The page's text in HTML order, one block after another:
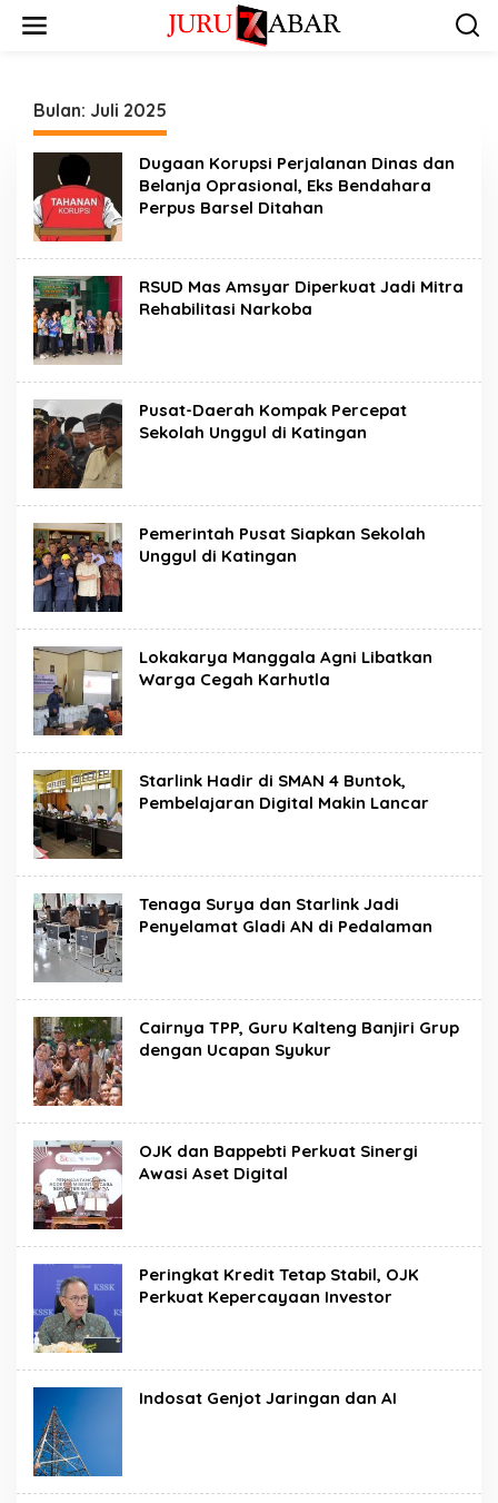
Bulan: Juli 2025
Dugaan Korupsi Perjalanan Dinas dan
Belanja Oprasional, Eks Bendahara
Perpus Barsel Ditahan
RSUD Mas Amsyar Diperkuat Jadi Mitra
Rehabilitasi Narkoba
Pusat-Daerah Kompak Percepat
Sekolah Unggul di Katingan
Pemerintah Pusat Siapkan Sekolah
Unggul di Katingan
Lokakarya Manggala Agni Libatkan
Warga Cegah Karhutla
Starlink Hadir di SMAN 4 Buntok,
Pembelajaran Digital Makin Lancar
Tenaga Surya dan Starlink Jadi
Penyelamat Gladi AN di Pedalaman
Cairnya TPP, Guru Kalteng Banjiri Grup
dengan Ucapan Syukur
OJK dan Bappebti Perkuat Sinergi
Awasi Aset Digital
Peringkat Kredit Tetap Stabil, OJK
Perkuat Kepercayaan Investor
Indosat Genjot Jaringan dan AI